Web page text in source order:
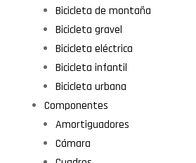
Bicicleta de montaña
Bicicleta gravel
Bicicleta eléctrica
Bicicleta infantil
Bicicleta urbana
Componentes
Amortiguadores
Cámara